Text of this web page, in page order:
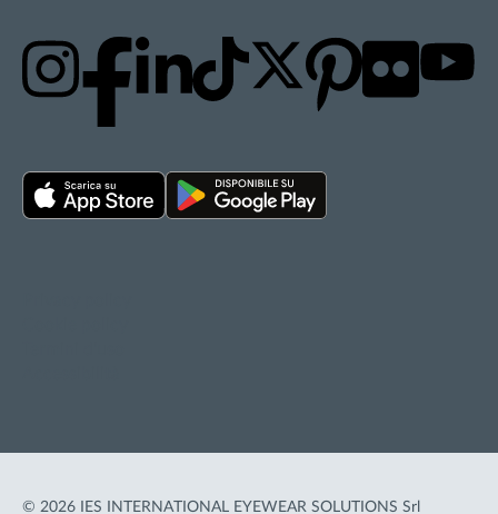
© 2026 IES INTERNATIONAL EYEWEAR SOLUTIONS Srl